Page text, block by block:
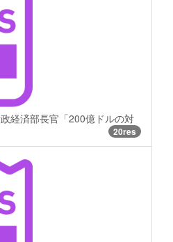
経済部長官「200億ドルの対
20res